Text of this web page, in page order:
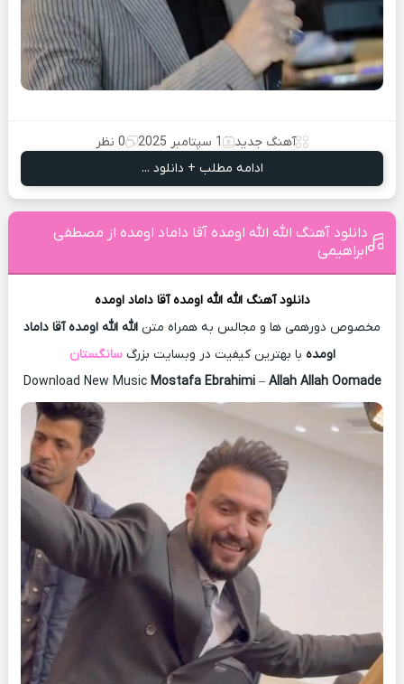
آهنگ جدید 1 سپتامبر 2025
0 نظر
ادامه مطلب + دانلود ...
دانلود آهنگ الله الله اومده آقا داماد اومده از مصطفی
ابراهیمی
دانلود آهنگ الله الله اومده آقا داماد اومده
مخصوص دورهمی ها و مجالس به همراه متن الله الله اومده آقا داماد
اومده با بهترین کیفیت در وبسایت بزرگسانگستان
Download New Music Mostafa Ebrahimi– Allah Allah Oomade